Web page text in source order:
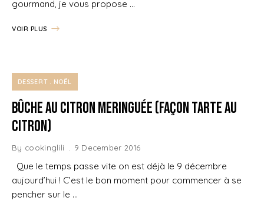
gourmand, je vous propose …
VOIR PLUS
DESSERT NOËL
Bûche au Citron meringuée (façon tarte au
citron)
By cookinglili 9 December 2016
Que le temps passe vite on est déjà le 9 décembre
aujourd’hui ! C’est le bon moment pour commencer à se
pencher sur le …